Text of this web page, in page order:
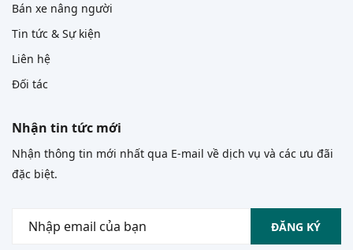
Bán xe nâng người
Tin tức & Sự kiện
Liên hệ
Đối tác
Nhận tin tức mới
Nhận thông tin mới nhất qua E-mail về dịch vụ và các ưu đãi
đặc biệt.
ĐĂNG KÝ